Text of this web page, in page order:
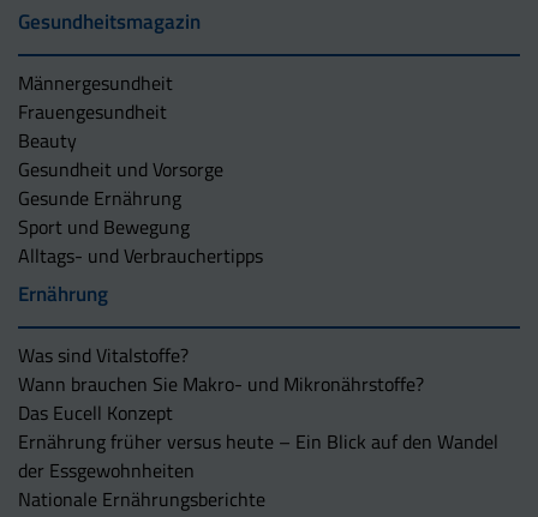
Gesundheitsmagazin
Männergesundheit
Frauengesundheit
Beauty
Gesundheit und Vorsorge
Gesunde Ernährung
Sport und Bewegung
Alltags- und Verbrauchertipps
Ernährung
Was sind Vitalstoffe?
Wann brauchen Sie Makro- und Mikronährstoffe?
Das Eucell Konzept
Ernährung früher versus heute – Ein Blick auf den Wandel
der Essgewohnheiten
Nationale Ernährungsberichte